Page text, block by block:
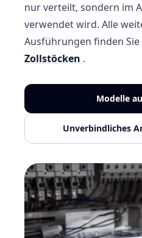
nur verteilt, sondern im
verwendet wird. Alle
Ausführungen finden
Zollstöcken .
Modelle
Unverbindliches